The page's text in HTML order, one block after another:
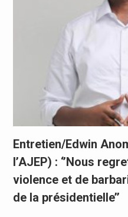
Entretien/Edwin
l’AJEP) : ‘’Nous
violence et de
de la présidentielle’’